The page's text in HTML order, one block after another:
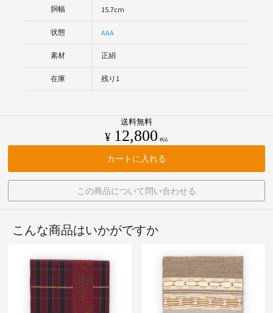
胴幅 15.7cm
状態 AAA
素材 正絹
在庫 残り1
送料無料
¥ 12,800 税込
カートに入れる
この商品について問い合わせる
こんな商品はいかがですか